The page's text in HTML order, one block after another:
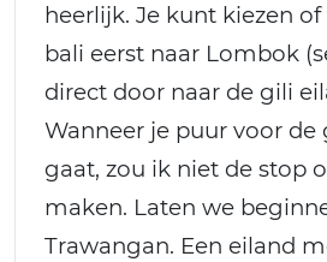
heerlijk. Je kunt kiezen
bali eerst naar Lombok
direct door naar de gili
Wanneer je puur voor de
gaat, zou ik niet de stop
maken. Laten we
Trawangan. Een eiland